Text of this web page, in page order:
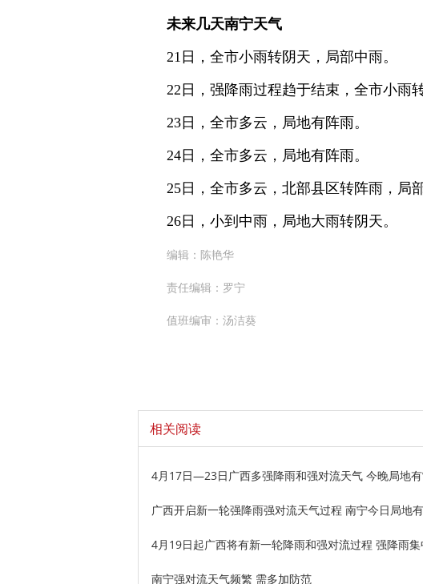
未来几天南宁天气
21日，全市小雨转阴天，局部中雨。
22日，强降雨过程趋于结束，全市小雨
23日，全市多云，局地有阵雨。
24日，全市多云，局地有阵雨。
25日，全市多云，北部县区转阵雨，局
26日，小到中雨，局地大雨转阴天。
编辑：陈艳华
责任编辑：罗宁
值班编审：汤洁葵
相关阅读
4月17日—23日广西多强降雨和强对流天气 今晚局地
广西开启新一轮强降雨强对流天气过程 南宁今日局地
4月19日起广西将有新一轮降雨和强对流过程 强降雨
南宁强对流天气频繁 需多加防范